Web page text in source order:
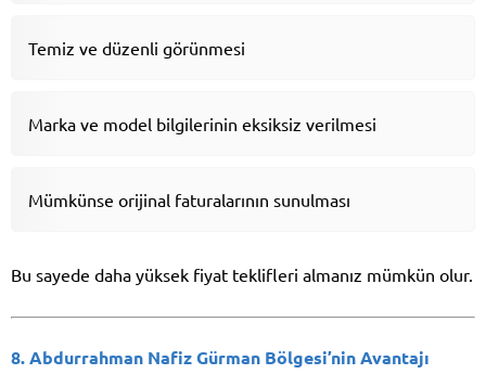
Temiz ve düzenli görünmesi
Marka ve model bilgilerinin eksiksiz verilmesi
Mümkünse orijinal faturalarının sunulması
Bu sayede daha yüksek fiyat teklifleri almanız mümkün olur.
8. Abdurrahman Nafiz Gürman Bölgesi’nin Avantajı